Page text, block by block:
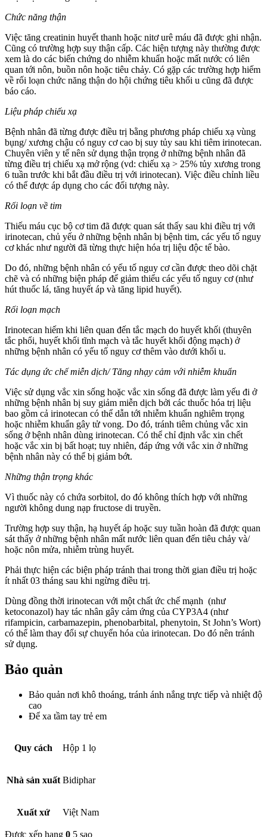
Chức năng thận
Việc tăng creatinin huyết thanh hoặc nitơ urê máu đã được ghi nhận.
Cũng có trường hợp suy thận cấp. Các hiện tượng này thường được
xem là do các biến chứng do nhiễm khuẩn hoặc mất nước có liên
quan tới nôn, buồn nôn hoặc tiêu chảy. Có gặp các trường hợp hiếm
về rối loạn chức năng thận do hội chứng tiêu khối u cũng đã được
báo cáo.
Liệu pháp chiếu xạ
Bệnh nhân đã từng được điều trị bằng phương pháp chiếu xạ vùng
bụng/ xương chậu có nguy cơ cao bị suy tủy sau khi tiêm irinotecan.
Chuyên viên y tế nên sử dụng thận trọng ở những bệnh nhân đã
từng điều trị chiếu xạ mở rộng (vd: chiếu xạ > 25% tủy xương trong
6 tuần trước khi bắt đầu điều trị với irinotecan). Việc điều chỉnh liều
có thể được áp dụng cho các đối tượng này.
Rối loạn về tim
Thiếu máu cục bộ cơ tim đã được quan sát thấy sau khi điều trị với
irinotecan, chủ yếu ở những bệnh nhân bị bệnh tim, các yếu tố nguy
cơ khác như người đã từng thực hiện hóa trị liệu độc tế bào.
Do đó, những bệnh nhân có yếu tố nguy cơ cần được theo dõi chặt
chẽ và có những biện pháp để giảm thiểu các yếu tố nguy cơ (như
hút thuốc lá, tăng huyết áp và tăng lipid huyết).
Rối loạn mạch
Irinotecan hiếm khi liên quan đến tắc mạch do huyết khối (thuyên
tắc phổi, huyết khối tĩnh mạch và tắc huyết khối động mạch) ở
những bệnh nhân có yếu tố nguy cơ thêm vào dưới khối u.
Tác dụng ức chế miễn dịch/ Tăng nhạy cảm với nhiễm khuẩn
Việc sử dụng vắc xin sống hoặc vắc xin sống đã được làm yếu đi ở
những bệnh nhân bị suy giảm miễn dịch bởi các thuốc hóa trị liệu
bao gồm cả irinotecan có thể dẫn tới nhiễm khuẩn nghiêm trọng
hoặc nhiễm khuẩn gây tử vong. Do đó, tránh tiêm chủng vắc xin
sống ở bệnh nhân dùng irinotecan. Có thể chỉ định vắc xin chết
hoặc vắc xin bị bất hoạt; tuy nhiên, đáp ứng với vắc xin ở những
bệnh nhân này có thể bị giảm bớt.
Những thận trọng khác
Vì thuốc này có chứa sorbitol, do đó không thích hợp với những
người không dung nạp fructose di truyền.
Trường hợp suy thận, hạ huyết áp hoặc suy tuần hoàn đã được quan
sát thấy ở những bệnh nhân mất nước liên quan đến tiêu chảy và/
hoặc nôn mửa, nhiễm trùng huyết.
Phải thực hiện các biện pháp tránh thai trong thời gian điều trị hoặc
ít nhất 03 tháng sau khi ngừng điều trị.
Dùng đồng thời irinotecan với một chất ức chế mạnh (như
ketoconazol) hay tác nhân gây cảm ứng của CYP3A4 (như
rifampicin, carbamazepin, phenobarbital, phenytoin, St John’s Wort)
có thể làm thay đổi sự chuyển hóa của irinotecan. Do đó nên tránh
sử dụng.
Bảo quản
Bảo quản nơi khô thoáng, tránh ánh nắng trực tiếp và nhiệt độ
cao
Để xa tầm tay trẻ em
Quy cách Hộp 1 lọ
Nhà sản xuất Bidiphar
Xuất xứ Việt Nam
Được xếp hạng 0 5 sao